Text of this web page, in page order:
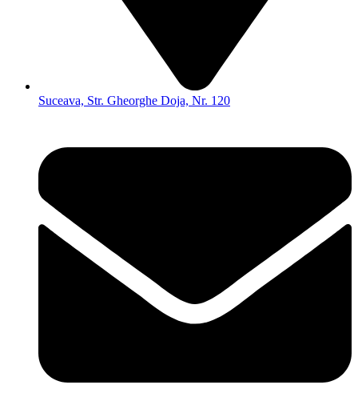
Suceava, Str. Gheorghe Doja, Nr. 120